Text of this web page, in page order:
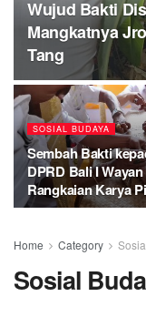
Wujud Bakti
Mangkatnya
Tang
SOSIAL BUDAYA
Sembah Bakti
DPRD Bali I
Rangkaian Karya
Home Category
Sosial